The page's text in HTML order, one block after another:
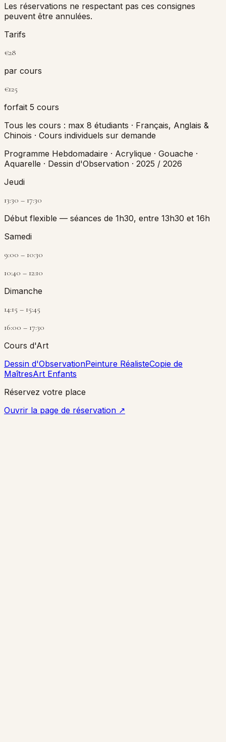
Les réservations ne respectant pas ces consignes
peuvent être annulées.
Tarifs
€28
par cours
€125
forfait 5 cours
Tous les cours : max 8 étudiants · Français, Anglais &
Chinois · Cours individuels sur demande
Programme Hebdomadaire · Acrylique · Gouache ·
Aquarelle · Dessin d'Observation · 2025 / 2026
Jeudi
13:30 – 17:30
Début flexible — séances de 1h30, entre 13h30 et 16h
Samedi
9:00 – 10:30
10:40 – 12:10
Dimanche
14:15 – 15:45
16:00 – 17:30
Cours d'Art
Dessin d'ObservationPeinture RéalisteCopie de
MaîtresArt Enfants
Réservez votre place
Ouvrir la page de réservation ↗